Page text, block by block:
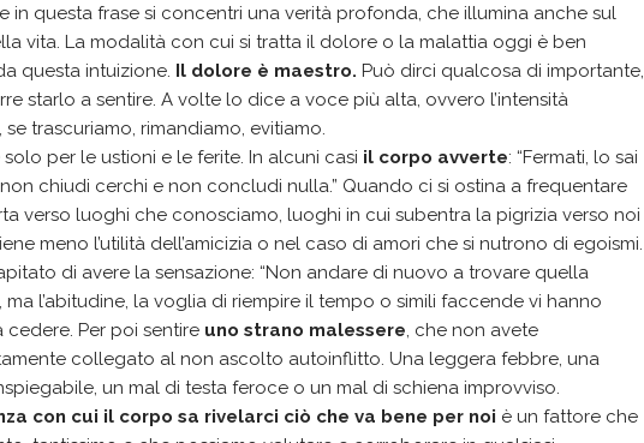
in questa frase si concentri una verità profonda, che illumina anche sul
vita. La modalità con cui si tratta il dolore o la malattia oggi è ben
questa intuizione. Il dolore è maestro. Può dirci qualcosa di importante,
starlo a sentire. A volte lo dice a voce più alta, ovvero l’intensità
se trascuriamo, rimandiamo, evitiamo.
per le ustioni e le ferite. In alcuni casi il corpo avverte: “Fermati, lo sai
chiudi cerchi e non concludi nulla.” Quando ci si ostina a frequentare
verso luoghi che conosciamo, luoghi in cui subentra la pigrizia verso noi
meno l’utilità dell’amicizia o nel caso di amori che si nutrono di egoismi.
di avere la sensazione: “Non andare di nuovo a trovare quella
ma l’abitudine, la voglia di riempire il tempo o simili faccende vi hanno
Per poi sentire uno strano malessere , che non avete
collegato al non ascolto autoinflitto. Una leggera febbre, una
un mal di testa feroce o un mal di schiena improvviso.
con cui il corpo sa rivelarci ciò che va bene per noi è un fattore che